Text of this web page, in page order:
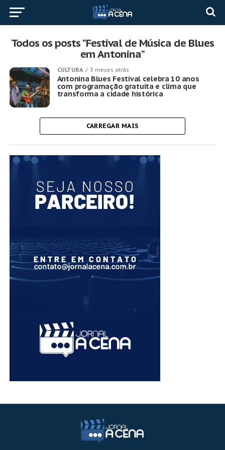
Todos os posts "Festival de Música de Blues
em Antonina"
CULTURA 3 meses atrás
Antonina Blues Festival celebra 10 anos
com programação gratuita e clima que
transforma a cidade histórica
CARREGAR MAIS